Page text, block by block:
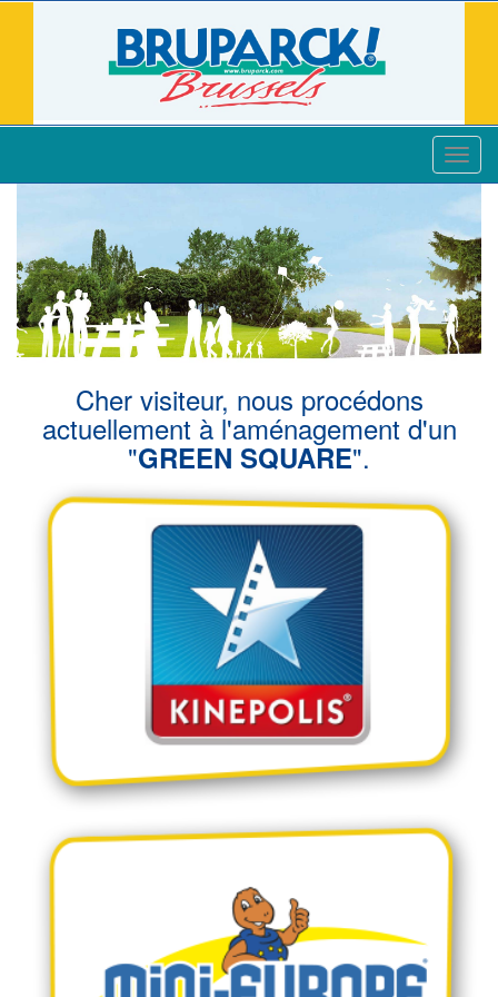
Cher visiteur, nous procédons
actuellement à l'aménagement d'un
"GREEN SQUARE".